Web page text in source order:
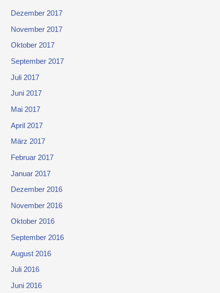
Dezember 2017
November 2017
Oktober 2017
September 2017
Juli 2017
Juni 2017
Mai 2017
April 2017
März 2017
Februar 2017
Januar 2017
Dezember 2016
November 2016
Oktober 2016
September 2016
August 2016
Juli 2016
Juni 2016